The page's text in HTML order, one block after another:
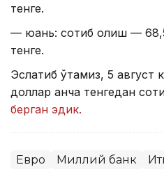
тенге.
— юань: сотиб олиш —
тенге.
Эслатиб ўтамиз, 5 август
доллар қанча тенгедан
берган эдик.
Евро Миллий банк